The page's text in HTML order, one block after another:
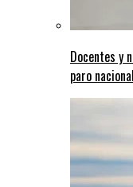
Docentes y
paro